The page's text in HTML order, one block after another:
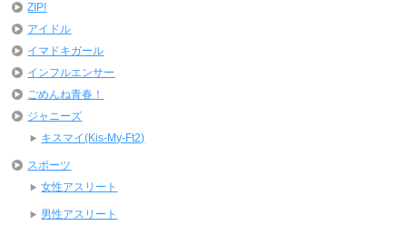
ZIP!
アイドル
イマドキガール
インフルエンサー
ごめんね青春！
ジャニーズ
キスマイ(Kis-My-Ft2)
スポーツ
女性アスリート
男性アスリート